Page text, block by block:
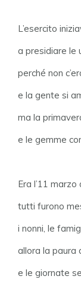
L’esercito
a presidiare le
perché non
e la gente si
ma la
e le gemme
Era l’11 marzo
tutti furono
i nonni, le
allora la paura
e le giornate